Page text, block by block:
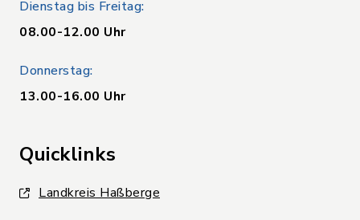
Dienstag bis Freitag:
08.00-12.00 Uhr
Donnerstag:
13.00-16.00 Uhr
Quicklinks
Landkreis Haßberge